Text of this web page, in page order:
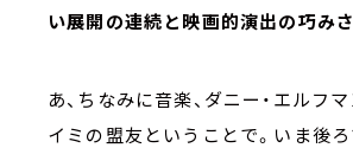
い展開の連続と映画的演出の巧み
あ、ちなみに音楽、ダニー・エルフ
イミの盟友ということで。いま後